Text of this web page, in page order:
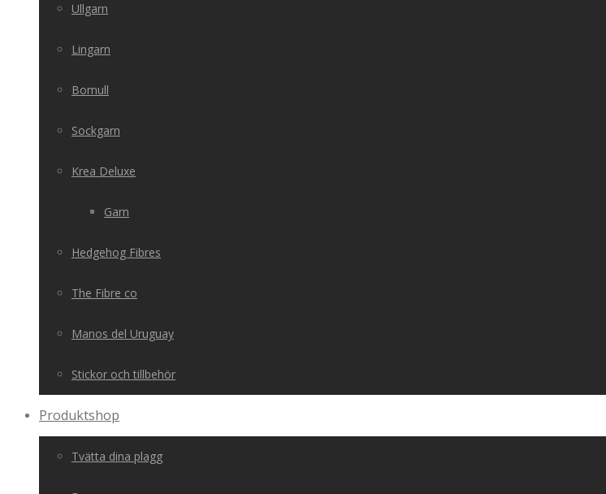
Ullgarn
Lingarn
Bomull
Sockgarn
Krea Deluxe
Garn
Hedgehog Fibres
The Fibre co
Manos del Uruguay
Stickor och tillbehör
Produktshop
Tvätta dina plagg